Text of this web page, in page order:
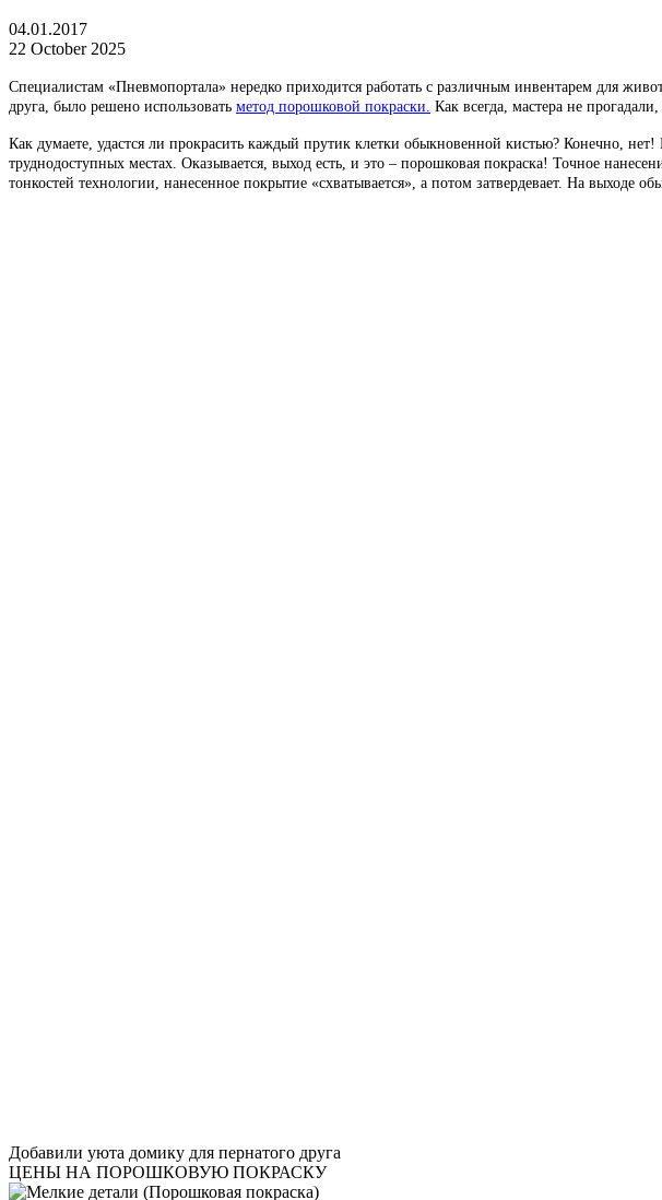
04.01.2017
22 October 2025
Специалистам «Пневмопортала» нередко приходится работать с различным инвентарем для
друга, было решено использовать метод порошковой покраски. Как всегда, мастера не
Как думаете, удастся ли прокрасить каждый прутик клетки обыкновенной кистью? Конечно,
труднодоступных местах. Оказывается, выход есть, и это – порошковая покраска! Точное
тонкостей технологии, нанесенное покрытие «схватывается», а потом затвердевает. На
Добавили уюта домику для пернатого друга
ЦЕНЫ НА ПОРОШКОВУЮ ПОКРАСКУ